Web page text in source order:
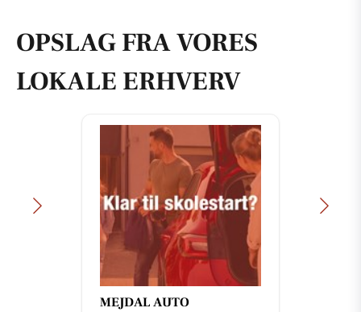
OPSLAG FRA VORES
LOKALE ERHVERV
MEJDAL AUTO